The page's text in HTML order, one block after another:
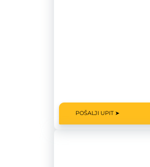
POŠALJI UPIT ➤